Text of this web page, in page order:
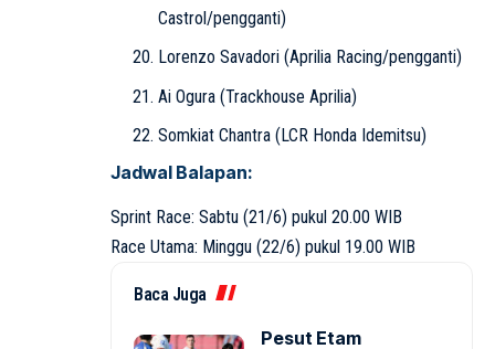
Castrol/pengganti)
Lorenzo Savadori (Aprilia Racing/pengganti)
Ai Ogura (Trackhouse Aprilia)
Somkiat Chantra (LCR Honda Idemitsu)
Jadwal Balapan:
Sprint Race: Sabtu (21/6) pukul 20.00 WIB
Race Utama: Minggu (22/6) pukul 19.00 WIB
Baca Juga
Pesut Etam